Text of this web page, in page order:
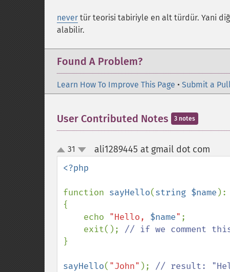
never tür teorisi tabiriyle en alt türdür. Yani
alabilir.
Found A Problem?
Learn How To Improve This Page • Submit a
User Contributed Notes 3 notes
up
down
31 ali1289445 at gmail dot com
<?php
function sayHello(string $name ):
{
    echo
"Hello, $name" ;
    exit();
}
sayHello( "John" ); // result: